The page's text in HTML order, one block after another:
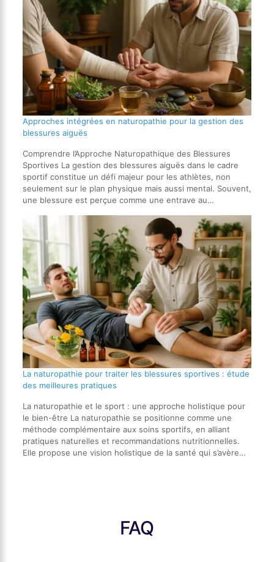
Approches intégrées en naturopathie pour la gestion des
blessures aiguës
Comprendre l’Approche Naturopathique des Blessures
Sportives La gestion des blessures aiguës dans le cadre
sportif constitue un défi majeur pour les athlètes, non
seulement sur le plan physique mais aussi mental. Souvent,
une blessure est perçue comme une entrave au…
La naturopathie pour traiter les blessures sportives : étude
des meilleures pratiques
La naturopathie et le sport : une approche holistique pour
le bien-être La naturopathie se positionne comme une
méthode complémentaire aux soins sportifs, en alliant
pratiques naturelles et recommandations nutritionnelles.
Elle propose une vision holistique de la santé qui s’avère…
FAQ